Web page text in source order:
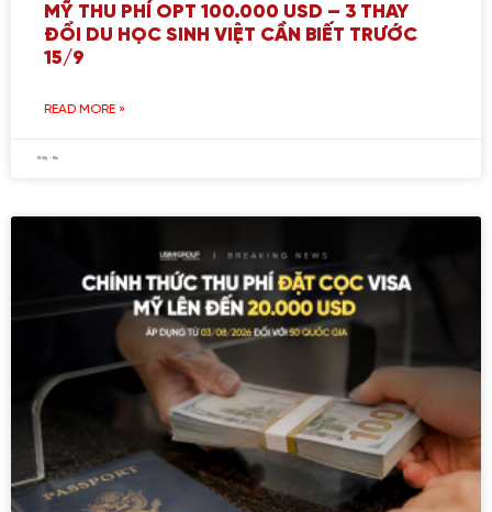
MỸ THU PHÍ OPT 100.000 USD – 3 THAY
ĐỔI DU HỌC SINH VIỆT CẦN BIẾT TRƯỚC
15/9
READ MORE »